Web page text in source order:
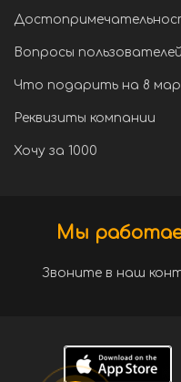
Вопросы
Что подарить на 8
Реквизиты компании
Хочу за 1000
Мы
Звоните в наш